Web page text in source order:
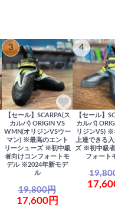
3
【セール】SCARPA(ス
カルパ) ORIGIN VS
WMN(オリジンVSウー
マン) ※最高のエント
リーシューズ ※初中級
者向けコンフォートモ
デル ※2024年新モデ
ル
19,800円
17,600円
4
【セール】
カルパ)
リジンVS) ※
上達できる
ズ ※初中級
フォート